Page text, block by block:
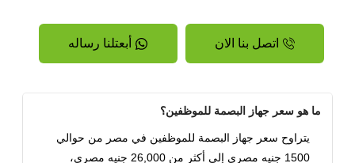
اتصل بنا الان أبعتلنا رساله
ما هو سعر جهاز البصمة للموظفين؟
يتراوح سعر جهاز البصمة للموظفين في مصر من حوالي
1500 جنيه مصري إلى أكثر من 26,000 جنيه مصري،